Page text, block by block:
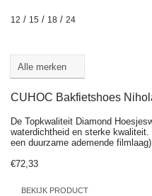
12 / 15 / 18 / 24
CUHOC Bakfietshoes
De Topkwaliteit Diamond
waterdichtheid en sterke
een duurzame ademende
€72,33
BEKIJK PRODUCT